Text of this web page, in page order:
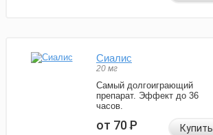
Сиалис
20 мг
Самый долгоиграющий
препарат. Эффект до 36
часов.
от 70Р Купить